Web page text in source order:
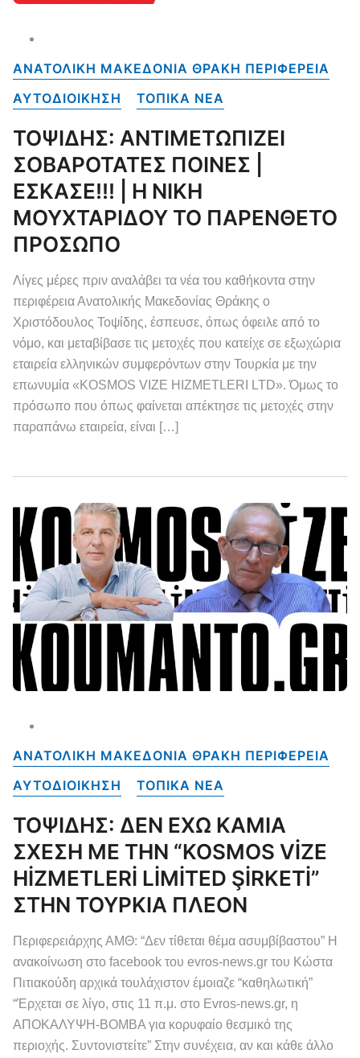
ΑΝΑΤΟΛΙΚΗ ΜΑΚΕΔΟΝΙΑ ΘΡΑΚΗ ΠΕΡΙΦΕΡΕΙΑ
ΑΥΤΟΔΙΟΙΚΗΣΗ
ΤΟΠΙΚΑ NEA
ΤΟΨΙΔΗΣ: ΑΝΤΙΜΕΤΩΠΙΖΕΙ
ΣΟΒΑΡΟΤΑΤΕΣ ΠΟΙΝΕΣ |
ΕΣΚΑΣΕ!!! | Η ΝΙΚΗ
ΜΟΥΧΤΑΡΙΔΟΥ ΤΟ ΠΑΡΕΝΘΕΤΟ
ΠΡΟΣΩΠΟ
Λίγες μέρες πριν αναλάβει τα νέα του καθήκοντα στην
περιφέρεια Ανατολικής Μακεδονίας Θράκης ο
Χριστόδουλος Τοψίδης, έσπευσε, όπως όφειλε από το
νόμο, και μεταβίβασε τις μετοχές που κατείχε σε εξωχώρια
εταιρεία ελληνικών συμφερόντων στην Τουρκία με την
επωνυμία «KOSMOS VIZE HIZMETLERI LTD». Όμως το
πρόσωπο που όπως φαίνεται απέκτησε τις μετοχές στην
παραπάνω εταιρεία, είναι […]
ΑΝΑΤΟΛΙΚΗ ΜΑΚΕΔΟΝΙΑ ΘΡΑΚΗ ΠΕΡΙΦΕΡΕΙΑ
ΑΥΤΟΔΙΟΙΚΗΣΗ
ΤΟΠΙΚΑ NEA
ΤΟΨΙΔΗΣ: ΔΕΝ ΕΧΩ ΚΑΜΙΑ
ΣΧΕΣΗ ΜΕ ΤΗΝ “KOSMOS VİZE
HİZMETLERİ LİMİTED ŞİRKETİ”
ΣΤΗΝ ΤΟΥΡΚΙΑ ΠΛΕΟΝ
Περιφερειάρχης ΑΜΘ: “Δεν τίθεται θέμα ασυμβίβαστου” Η
ανακοίνωση στο facebook του evros-news.gr του Κώστα
Πιτιακούδη αρχικά τουλάχιστον έμοιαζε “καθηλωτική”
“Έρχεται σε λίγο, στις 11 π.μ. στο Evros-news.gr, η
ΑΠΟΚΑΛΥΨΗ-ΒΟΜΒΑ για κορυφαίο θεσμικό της
περιοχής. Συντονιστείτε” Στην συνέχεια, αν και κάθε άλλο